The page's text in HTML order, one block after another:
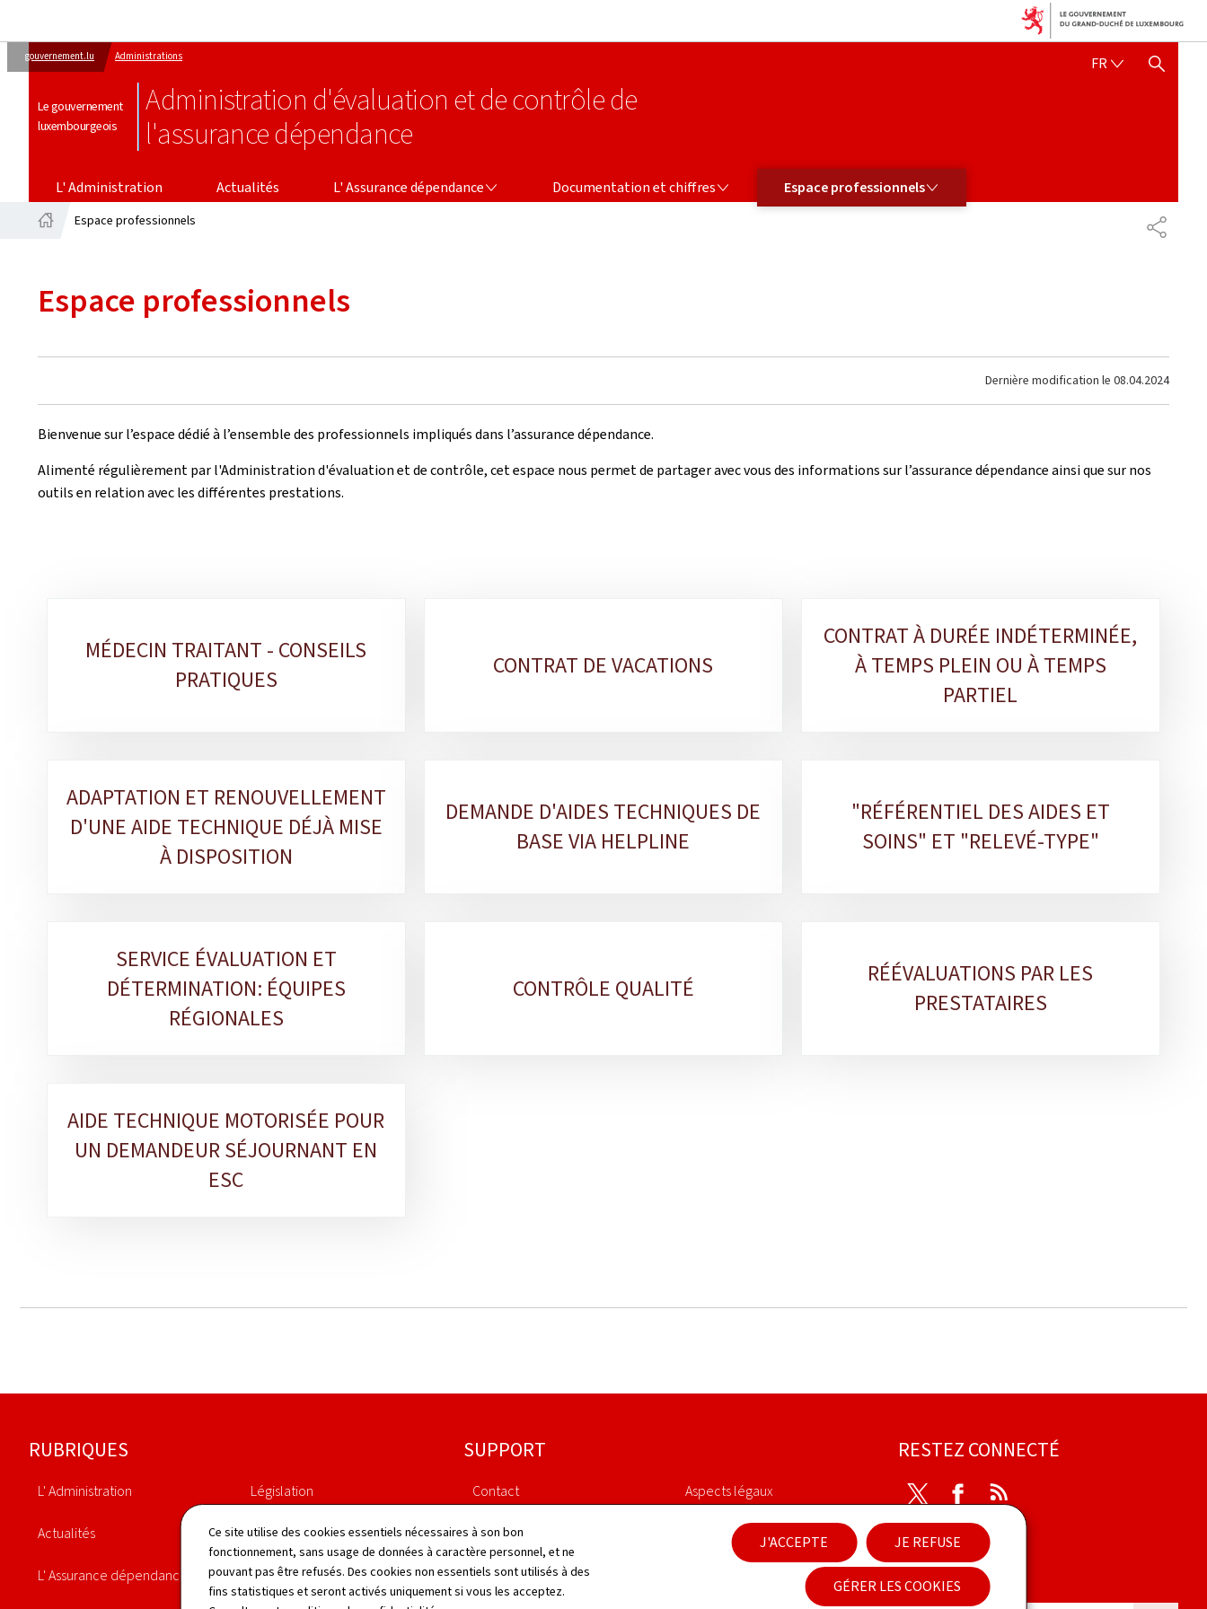
Ce site utilise des cookies essentiels nécessaires à son bon
fonctionnement, sans usage de données à caractère personnel, et ne
pouvant pas être refusés. Des cookies non essentiels sont utilisés à des
fins statistiques et seront activés uniquement si vous les acceptez.
J'ACCEPTE JE REFUSE
GÉRER LES COOKIES
gouvernement.lu Administrations
Le gouvernement
luxembourgeois
Administration d'évaluation et de contrôle de
l'assurance dépendance
FRFRANÇAIS
AFFICHER / MASQUER
L' Administration Actualités L' Assurance dépendance Documentation et chiffres Espace professionnels
Espace professionnels
Espace professionnels
Dernière modification le 08.04.2024
Bienvenue sur l’espace dédié à l’ensemble des professionnels impliqués dans l’assurance dépendance.
Alimenté régulièrement par l'Administration d'évaluation et de contrôle, cet espace nous permet de partager avec vous des informations sur l’assurance dépendance ainsi que sur nos
outils en relation avec les différentes prestations.
rubriquesMÉDECIN TRAITANT - CONSEILS
PRATIQUES
CONTRAT DE VACATIONS
CONTRAT À DURÉE INDÉTERMINÉE,
À TEMPS PLEIN OU À TEMPS
PARTIEL
ADAPTATION ET RENOUVELLEMENT
D'UNE AIDE TECHNIQUE DÉJÀ MISE
À DISPOSITION
DEMANDE D'AIDES TECHNIQUES DE
BASE VIA HELPLINE
"RÉFÉRENTIEL DES AIDES ET
SOINS" ET "RELEVÉ-TYPE"
SERVICE ÉVALUATION ET
DÉTERMINATION: ÉQUIPES
RÉGIONALES
CONTRÔLE QUALITÉ
RÉÉVALUATIONS PAR LES
PRESTATAIRES
AIDE TECHNIQUE MOTORISÉE POUR
UN DEMANDEUR SÉJOURNANT EN
ESC
Pied
de
RUBRIQUES
L' Administration
Actualités
L' Assurance dépendance
Législation
Annuaire
Statistiques
SUPPORT
Contact
Plan du site
À propos du site
Aspects légaux
Déclaration d'accessibilité
RESTEZ CONNECTÉ
Twitter Facebook
Newsletter